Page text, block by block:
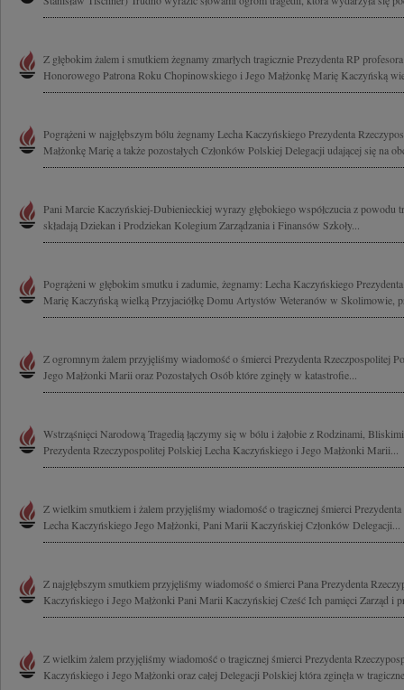
Z głębokim żalem i smutkiem żegnamy zmarłych tragicznie Prezydenta RP
Honorowego Patrona Roku Chopinowskiego i Jego Małżonkę Marię Kaczyńską
Pogrążeni w najgłębszym bólu żegnamy Lecha Kaczyńskiego Prezydenta
Małżonkę Marię a także pozostałych Członków Polskiej Delegacji udającej się na
Pani Marcie Kaczyńskiej-Dubienieckiej wyrazy głębokiego współczucia z powodu
składają Dziekan i Prodziekan Kolegium Zarządzania i Finansów Szkoły...
Pogrążeni w głębokim smutku i zadumie, żegnamy: Lecha Kaczyńskiego
Marię Kaczyńską wielką Przyjaciółkę Domu Artystów Weteranów w Skolimowie,
Z ogromnym żalem przyjęliśmy wiadomość o śmierci Prezydenta Rzeczpospolitej
Jego Małżonki Marii oraz Pozostałych Osób które zginęły w katastrofie...
Wstrząśnięci Narodową Tragedią łączymy się w bólu i żałobie z Rodzinami,
Prezydenta Rzeczypospolitej Polskiej Lecha Kaczyńskiego i Jego Małżonki Marii...
Z wielkim smutkiem i żalem przyjęliśmy wiadomość o tragicznej śmierci
Lecha Kaczyńskiego Jego Małżonki, Pani Marii Kaczyńskiej Członków Delegacji...
Z najgłębszym smutkiem przyjęliśmy wiadomość o śmierci Pana Prezydenta
Kaczyńskiego i Jego Małżonki Pani Marii Kaczyńskiej Cześć Ich pamięci Zarząd i
Z wielkim żalem przyjęliśmy wiadomość o tragicznej śmierci Prezydenta
Kaczyńskiego i Jego Małżonki oraz całej Delegacji Polskiej która zginęła w